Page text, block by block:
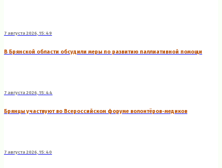
7 августа 2026, 15:49
В Брянской области обсудили меры по развитию паллиативной помощи
7 августа 2026, 15:44
Брянцы участвуют во Всероссийском форуме волонтёров-медиков
7 августа 2026, 15:40